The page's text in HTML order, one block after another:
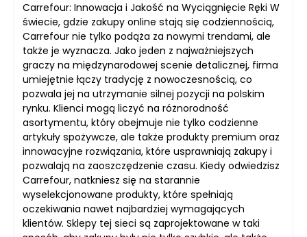
Carrefour: Innowacja i Jakość na Wyciągnięcie Ręki W
świecie, gdzie zakupy online stają się codziennością,
Carrefour nie tylko podąża za nowymi trendami, ale
także je wyznacza. Jako jeden z najważniejszych
graczy na międzynarodowej scenie detalicznej, firma
umiejętnie łączy tradycję z nowoczesnością, co
pozwala jej na utrzymanie silnej pozycji na polskim
rynku. Klienci mogą liczyć na różnorodność
asortymentu, który obejmuje nie tylko codzienne
artykuły spożywcze, ale także produkty premium oraz
innowacyjne rozwiązania, które usprawniają zakupy i
pozwalają na zaoszczędzenie czasu. Kiedy odwiedzisz
Carrefour, natkniesz się na starannie
wyselekcjonowane produkty, które spełniają
oczekiwania nawet najbardziej wymagających
klientów. Sklepy tej sieci są zaprojektowane w taki